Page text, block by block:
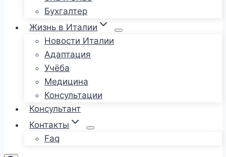
Бухгалтер
Жизнь в Италии
Новости Италии
Адаптация
Учёба
Медицина
Консультации
Консультант
Контакты
Faq